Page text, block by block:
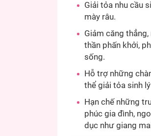
Giải tỏa nhu cầu
mày râu.
Giảm căng
thần phấn khởi,
sống.
Hỗ trợ những
thể giải tỏa sinh
Hạn chế những
phúc gia đình,
dục như giang